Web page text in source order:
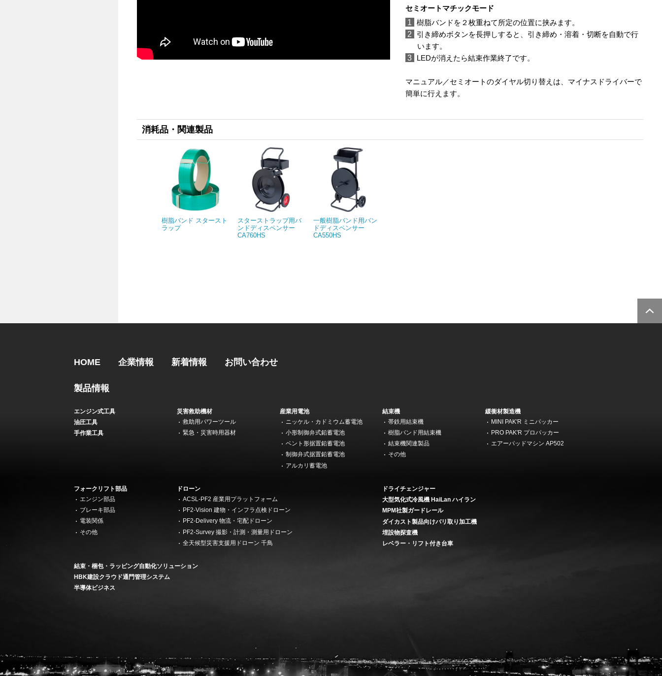
セミオートマチックモード
1
樹脂バンドを２枚重ねて所定の位置に挟みます。
2
引き締めボタンを長押しすると、引き締め・溶着・切断を自動で行
います。
3
LEDが消えたら結束作業終了です。
マニュアル／セミオートのダイヤル切り替えは、マイナスドライバーで
簡単に行えます。
消耗品・関連製品
樹脂バンド スタースト
ラップ
スターストラップ用バ
ンドディスペンサー
CA760HS
一般樹脂バンド用バン
ドディスペンサー
CA550HS
HOME 企業情報 新着情報 お問い合わせ
製品情報
エンジン式工具
油圧工具
手作業工具
災害救助機材
救助用パワーツール
緊急・災害時用器材
産業用電池
ニッケル・カドミウム蓄電池
小形制御弁式鉛蓄電池
ベント形据置鉛蓄電池
制御弁式据置鉛蓄電池
アルカリ蓄電池
結束機
帯鉄用結束機
樹脂バンド用結束機
結束機関連製品
その他
緩衝材製造機
MINI PAK'R ミニパッカー
PRO PAK'R プロパッカー
エアーパッドマシン AP502
フォークリフト部品
エンジン部品
ブレーキ部品
電装関係
その他
ドローン
ACSL-PF2 産業用プラットフォーム
PF2-Vision 建物・インフラ点検ドローン
PF2-Delivery 物流・宅配ドローン
PF2-Survey 撮影・計測・測量用ドローン
全天候型災害支援用ドローン 千鳥
ドライチェンジャー
大型気化式冷風機 HaiLan ハイラン
MPM社製ガードレール
ダイカスト製品向けバリ取り加工機
埋設物探査機
レベラー・リフト付き台車
結束・梱包・ラッピング自動化ソリューション
HBK建設クラウド通門管理システム
半導体ビジネス